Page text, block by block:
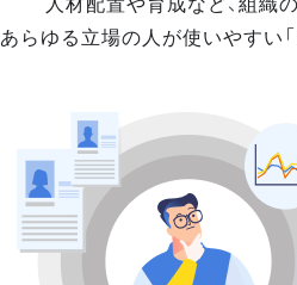
あらゆる立場の人が使いやすい